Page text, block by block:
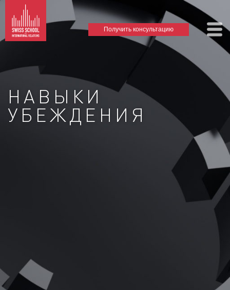
Получить консультацию
НАВЫКИ
УБЕЖДЕНИЯ